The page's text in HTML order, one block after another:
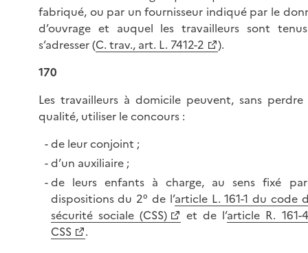
fabriqué, ou par un fournisseur indiqué par le
d’ouvrage et auquel les travailleurs sont
s’adresser (C. trav., art. L. 7412-2
).
170
Les travailleurs à domicile peuvent, sans perdre
qualité, utiliser le concours :
de leur conjoint ;
d’un auxiliaire ;
de leurs enfants à charge, au sens fixé
dispositions du 2° de l’article L. 161-1 du code
sécurité sociale (CSS)
et de l’article R. 161-
CSS
.